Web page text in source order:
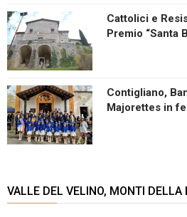
Cattolici e
Premio “Santa
Contigliano,
Majorettes in
VALLE DEL VELINO, MONTI DELLA